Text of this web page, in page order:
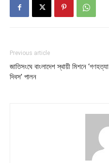
Previous article
জাতিসংঘে বাংলাদেশ স্থায়ী মিশনে ‘গণহত্যা
দিবস’ পালন